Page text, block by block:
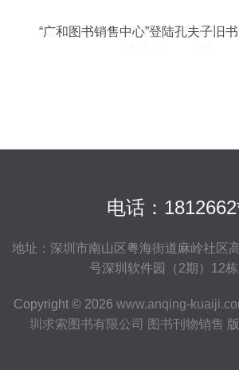
“广和图书销售中心”登陆孔夫子旧
电话：
地址：深圳市南山区粤海街道麻岭社区
号深圳软件园（2期）12
Copyright © 2026 www.anqing-
圳求索图书有限公司
图书刊物销售